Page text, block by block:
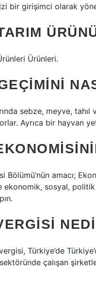
bir girişimci olarak
Ürünleri.
sebze, meyve,
Ayrıca bir hayvan
Bölümü’nün amacı;
ekonomik, sosyal,
Türkiye’de
çalışan